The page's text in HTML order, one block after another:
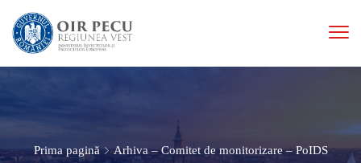
Prima pagină Arhiva – Comitet de monitorizare – PoIDS